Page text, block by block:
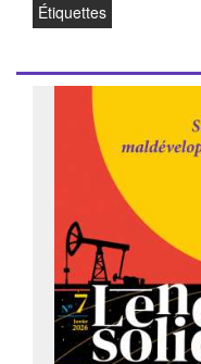
Étiquettes